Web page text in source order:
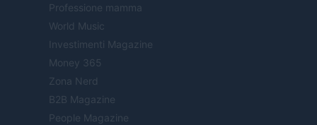
Professione mamma
World Music
Investimenti Magazine
Money 365
Zona Nerd
B2B Magazine
People Magazine